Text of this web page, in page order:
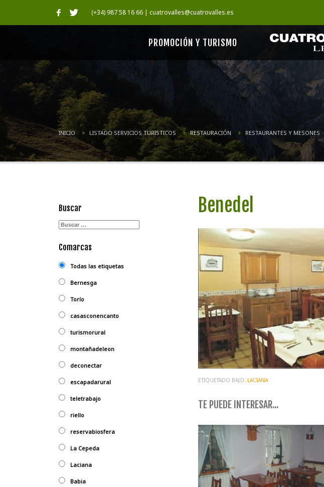
(+34) 987 58 16 66 | cuatrovalles@cuatrovalles.es
PROMOCIÓN Y TURISMO
INICIO LISTADO SERVICIOS TURISTICOS RESTAURACIÓN RESTAURANTES Y MESONES
Benedel
ETIQUETADO BAJO: LACIANA
TE PUEDE INTERESAR...
Buscar
Comarcas
Todas las etiquetas
Bernesga
Torío
casasconencanto
turismorural
montañadeleon
deconectar
escapadarural
teletrabajo
riello
reservabiosfera
La Cepeda
Laciana
Babia